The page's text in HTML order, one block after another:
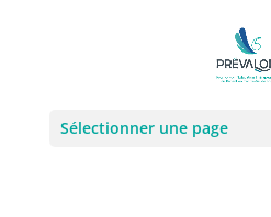
Sélectionner une page